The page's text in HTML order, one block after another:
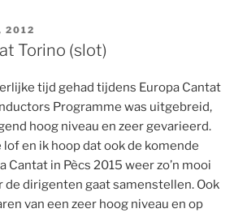
2012
Torino (slot)
tijd gehad tijdens Europa Cantat
Programme was uitgebreid,
hoog niveau en zeer gevarieerd.
lof en ik hoop dat ook de komende
Cantat in Pècs 2015 weer zo’n mooi
de dirigenten gaat samenstellen. Ook
van een zeer hoog niveau en op